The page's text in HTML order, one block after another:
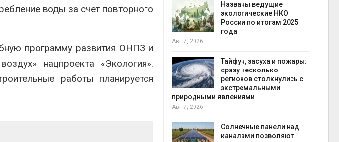
воды за счет повторного
программу развития ОНПЗ и
нацпроекта «Экология».
работы планируется
кондиционера и почти
Камчатские северные
олени набирают вес
Авг 7, 2026
Названы ведущие
экологические НКО
России по итогам 2025
года
Авг 7, 2026
Тайфун, засуха и пожары:
сразу несколько
регионов столкнулись с
экстремальными
природными явлениями
Авг 7, 2026
Солнечные панели над
каналами позволяют